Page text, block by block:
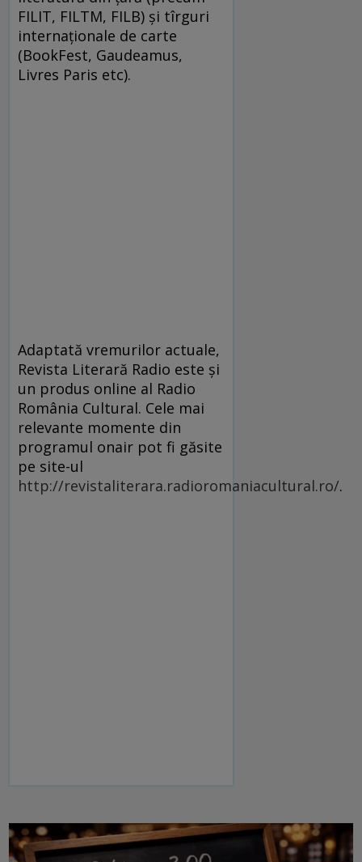
FILIT, FILTM, FILB) și tîrguri
internaționale de carte
(BookFest, Gaudeamus,
Livres Paris etc).
Adaptată vremurilor actuale,
Revista Literară Radio este şi
un produs online al Radio
România Cultural. Cele mai
relevante momente din
programul onair pot fi găsite
pe site-ul
http://revistaliterara.radioromaniacultural.ro/.